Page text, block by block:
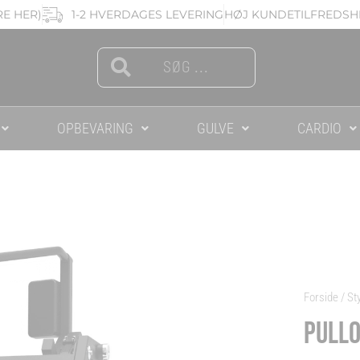
HER) 1-2 HVERDAGES LEVERINGHØJ
Search Search
OPBEVARING GULVE CARDIO
Forside /